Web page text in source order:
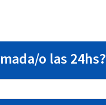
o las 24hs?